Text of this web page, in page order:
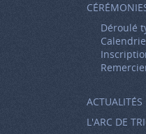
Déroulé
ACTUALITÉS
L'ARC DE